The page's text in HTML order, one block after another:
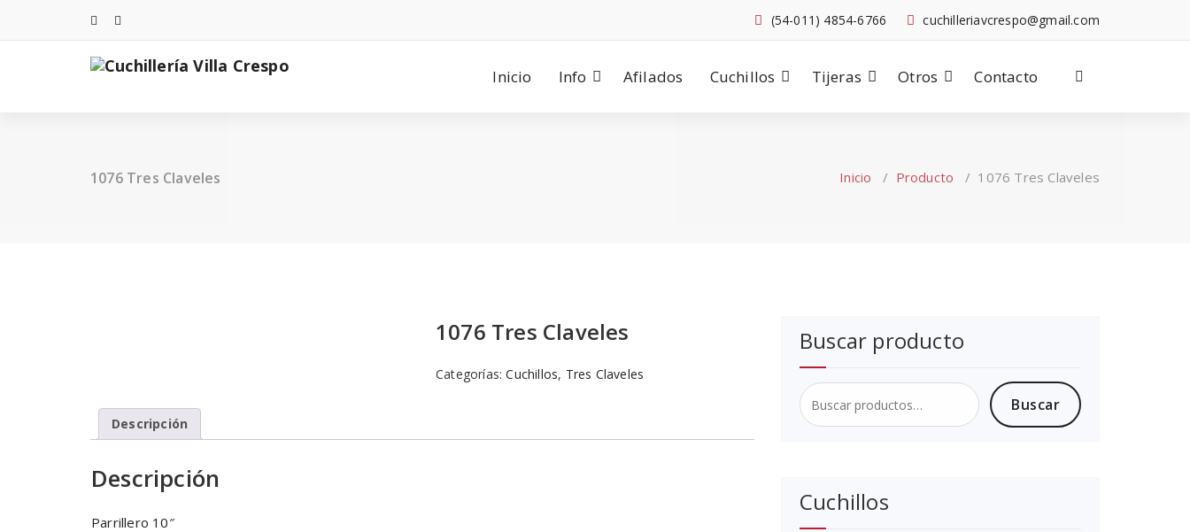
contenido
cuchilleriavcrespo@gmail.com
(54-011) 4854-6766
Inicio Info Afilados Cuchillos Tijeras Otros Contacto
1076 Tres Claveles Inicio / Producto / 1076 Tres Claveles
1076 Tres Claveles
Categorías:Cuchillos, Tres Claveles
Descripción
Descripción
Parrillero 10″
Buscar producto
Buscar
por:
Buscar
Cuchillos